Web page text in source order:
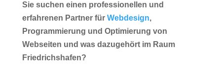
Sie suchen einen professionellen und
erfahrenen Partner für Webdesign,
Programmierung und Optimierung von
Webseiten und was dazugehört im Raum
Friedrichshafen?